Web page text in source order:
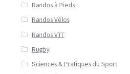
Randos à Pieds
Randos Vélos
Randos VTT
Rugby
Sciences & Pratiques du Sport